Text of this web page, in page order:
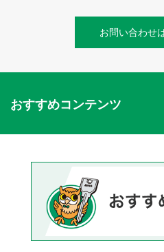
お問い合わせ
おすすめコンテンツ